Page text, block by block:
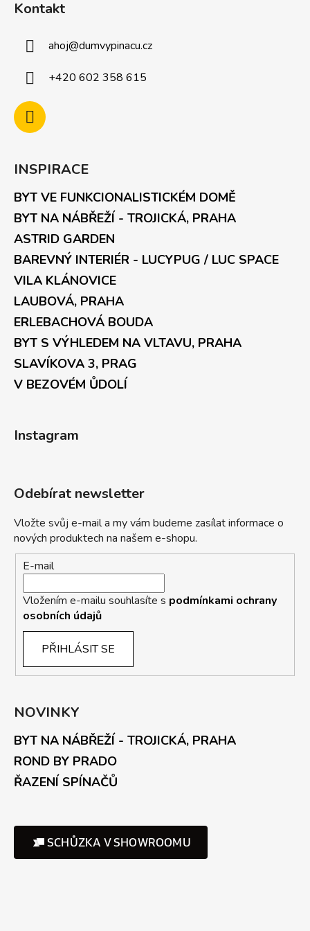
Kontakt
ahoj@dumvypinacu.cz
+420 602 358 615
INSPIRACE
BYT VE FUNKCIONALISTICKÉM DOMĚ
BYT NA NÁBŘEŽÍ - TROJICKÁ, PRAHA
ASTRID GARDEN
BAREVNÝ INTERIÉR - LUCYPUG / LUC SPACE
VILA KLÁNOVICE
LAUBOVÁ, PRAHA
ERLEBACHOVÁ BOUDA
BYT S VÝHLEDEM NA VLTAVU, PRAHA
SLAVÍKOVA 3, PRAG
V BEZOVÉM ŮDOLÍ
Instagram
Odebírat newsletter
Vložte svůj e-mail a my vám budeme zasílat informace o
nových produktech na našem e-shopu.
E-mail
Vložením e-mailu souhlasíte s podmínkami ochrany
osobních údajů
PŘIHLÁSIT SE
NOVINKY
BYT NA NÁBŘEŽÍ - TROJICKÁ, PRAHA
ROND BY PRADO
ŘAZENÍ SPÍNAČŮ
SCHŮZKA V SHOWROOMU